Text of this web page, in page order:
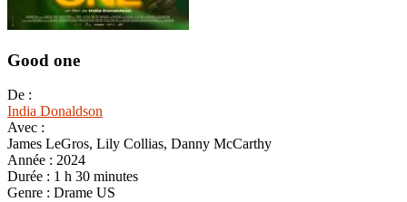
Good one
De :
India Donaldson
Avec :
James LeGros, Lily Collias, Danny McCarthy
Année : 2024
Durée : 1 h 30 minutes
Genre : Drame US